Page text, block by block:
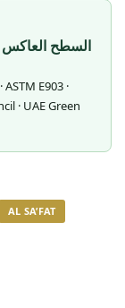
السطح العاكس
ASTM E903 ·
· UAE Green
AL SA’FAT